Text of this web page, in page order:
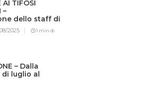
AI TIFOSI
–
dello staff di
2025 1 min di
– Dalla
luglio al